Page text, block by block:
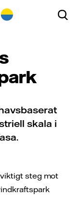
skala i
steg mot